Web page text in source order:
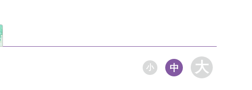
小 中 大